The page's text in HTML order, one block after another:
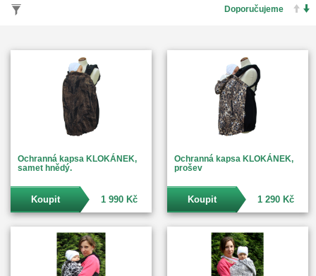
Ochranná kapsa KLOKÁNEK,
samet hnědý.
1 990 Kč
Koupit
Ochranná kapsa KLOKÁNEK,
prošev
1 290 Kč
Koupit